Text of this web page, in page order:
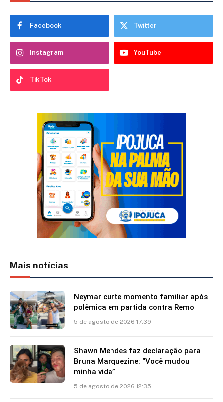
Facebook Twitter
Instagram YouTube
TikTok
Mais notícias
Neymar curte momento familiar após
polêmica em partida contra Remo
5 de agosto de 2026 17:39
Shawn Mendes faz declaração para
Bruna Marquezine: “Você mudou
minha vida”
5 de agosto de 2026 12:35